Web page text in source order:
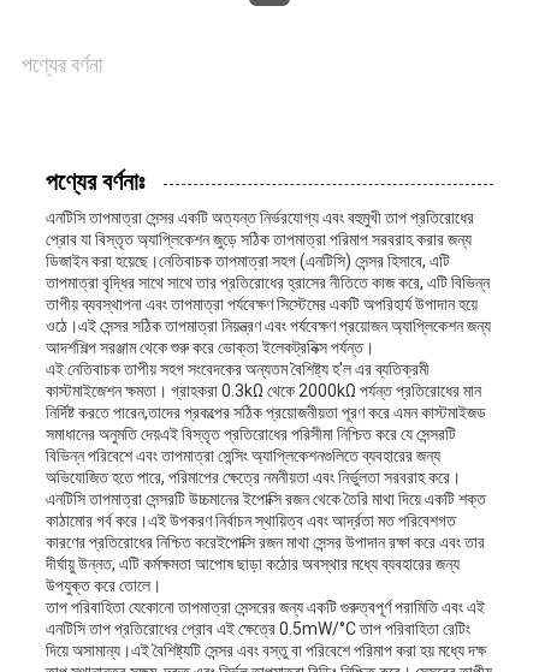
SHOW
সাইট
ম্যাপ
PRIVACY
POLICY
পণ্যের বর্ণনা
পণ্যের বর্ণনাঃ
এনটিসি তাপমাত্রা সেন্সর একটি অত্যন্ত নির্ভরযোগ্য এবং বহুমুখী তাপ প্রতিরোধের
প্রোব যা বিস্তৃত অ্যাপ্লিকেশন জুড়ে সঠিক তাপমাত্রা পরিমাপ সরবরাহ করার জন্য
ডিজাইন করা হয়েছে।নেতিবাচক তাপমাত্রা সহগ (এনটিসি) সেন্সর হিসাবে, এটি
তাপমাত্রা বৃদ্ধির সাথে সাথে তার প্রতিরোধের হ্রাসের নীতিতে কাজ করে, এটি বিভিন্ন
তাপীয় ব্যবস্থাপনা এবং তাপমাত্রা পর্যবেক্ষণ সিস্টেমের একটি অপরিহার্য উপাদান হয়ে
ওঠে।এই সেন্সর সঠিক তাপমাত্রা নিয়ন্ত্রণ এবং পর্যবেক্ষণ প্রয়োজন অ্যাপ্লিকেশন জন্য
আদর্শশিল্প সরঞ্জাম থেকে শুরু করে ভোক্তা ইলেকট্রনিক্স পর্যন্ত।
এই নেতিবাচক তাপীয় সহগ সংবেদকের অন্যতম বৈশিষ্ট্য হ'ল এর ব্যতিক্রমী
কাস্টমাইজেশন ক্ষমতা। গ্রাহকরা 0.3kΩ থেকে 2000kΩ পর্যন্ত প্রতিরোধের মান
নির্দিষ্ট করতে পারেন,তাদের প্রকল্পের সঠিক প্রয়োজনীয়তা পূরণ করে এমন কাস্টমাইজড
সমাধানের অনুমতি দেয়এই বিস্তৃত প্রতিরোধের পরিসীমা নিশ্চিত করে যে সেন্সরটি
বিভিন্ন পরিবেশে এবং তাপমাত্রা সেন্সিং অ্যাপ্লিকেশনগুলিতে ব্যবহারের জন্য
অভিযোজিত হতে পারে, পরিমাপের ক্ষেত্রে নমনীয়তা এবং নির্ভুলতা সরবরাহ করে।
এনটিসি তাপমাত্রা সেন্সরটি উচ্চমানের ইপোক্সি রজন থেকে তৈরি মাথা দিয়ে একটি শক্ত
কাঠামোর গর্ব করে।এই উপকরণ নির্বাচন স্থায়িত্ব এবং আর্দ্রতা মত পরিবেশগত
কারণের প্রতিরোধের নিশ্চিত করেইপোক্সি রজন মাথা সেন্সর উপাদান রক্ষা করে এবং তার
দীর্ঘায়ু উন্নত, এটি কর্মক্ষমতা আপোষ ছাড়া কঠোর অবস্থার মধ্যে ব্যবহারের জন্য
উপযুক্ত করে তোলে।
তাপ পরিবাহিতা যেকোনো তাপমাত্রা সেন্সরের জন্য একটি গুরুত্বপূর্ণ পরামিতি এবং এই
এনটিসি তাপ প্রতিরোধের প্রোব এই ক্ষেত্রে 0.5mW/°C তাপ পরিবাহিতা রেটিং
দিয়ে অসামান্য।এই বৈশিষ্ট্যটি সেন্সর এবং বস্তু বা পরিবেশে পরিমাপ করা হয় মধ্যে দক্ষ